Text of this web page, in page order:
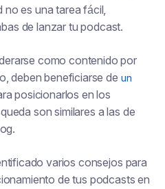
es una tarea fácil,
de lanzar tu podcast.
como contenido por
deben beneficiarse de un
posicionarlos en los
son similares a las de
varios consejos para
de tus podcasts en